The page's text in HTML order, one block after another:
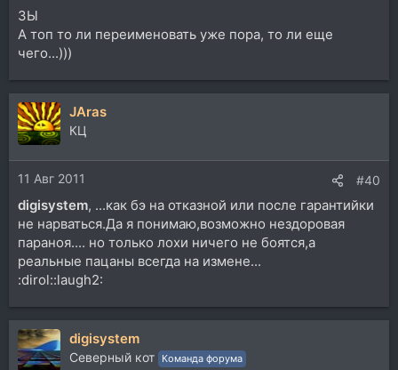
ЗЫ
А топ то ли переименовать уже пора, то ли еще
чего...)))
JAras
КЦ
11 Авг 2011 #40
digisystem, ...как бэ на отказной или после гарантийки
не нарваться.Да я понимаю,возможно нездоровая
параноя.... но только лохи ничего не боятся,а
реальные пацаны всегда на измене...
:dirol::laugh2:
digisystem
Северный кот Команда форума